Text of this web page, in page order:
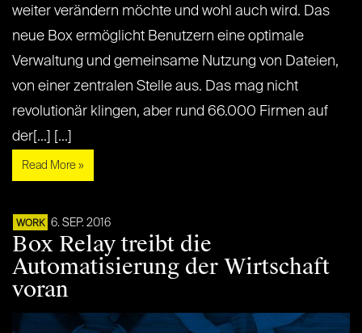
weiter verändern möchte und wohl auch wird. Das
neue Box ermöglicht Benutzern eine optimale
Verwaltung und gemeinsame Nutzung von Dateien,
von einer zentralen Stelle aus. Das mag nicht
revolutionär klingen, aber rund 66.000 Firmen auf
der[...] [...]
Read More »
WORK 6. SEP. 2016
Box Relay treibt die
Automatisierung der Wirtschaft
voran